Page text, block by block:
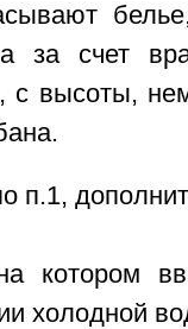
за счет
с высоты,
п.1,
котором
холодной